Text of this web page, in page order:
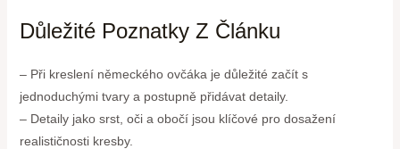
Důležité Poznatky Z Článku
– Při kreslení německého ovčáka je důležité začít s
jednoduchými tvary a postupně přidávat detaily.
– Detaily jako srst, oči a obočí jsou klíčové pro dosažení
realističnosti kresby.